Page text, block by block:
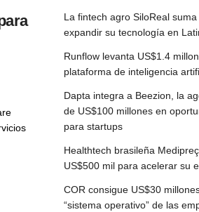
La fintech agro SiloReal
expandir su tecnología en
Runflow levanta US$1.4
plataforma de inteligencia
Dapta integra a Beezion, la
de US$100 millones en
para startups
Healthtech brasileña
US$500 mil para acelerar su
COR consigue US$30
“sistema operativo” de las